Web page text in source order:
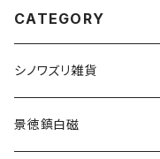
CATEGORY
シノワズリ雑貨
景徳鎮白磁